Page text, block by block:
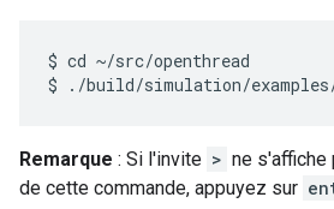
$ cd ~/src/openthread
Remarque : Si l'invite > ne s'affiche
de cette commande, appuyez sur